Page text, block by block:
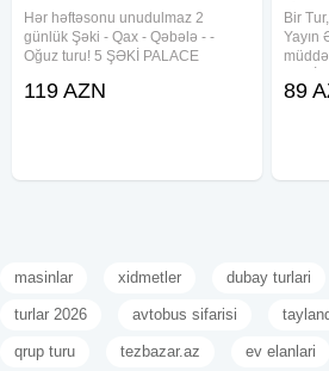
Hər həftəsonu unudulmaz 2
günlük Şəki - Qax - Qəbələ - -
Oğuz turu! 5 ŞƏKİ PALACE
gözləyir! Seçimi siz edin, xidməti
119 AZN
Bir
Yayın
89
masinlar xidmetler dubay turlari
turlar 2026 avtobus sifarisi
qrup turu tezbazar.az ev elanlari